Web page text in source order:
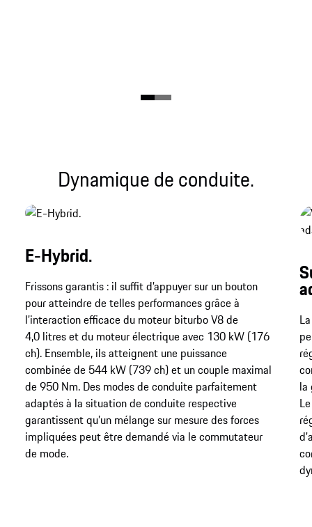
Dynamique de conduite.
E-Hybrid.
Frissons garantis : il suffit d’appuyer sur un bouton
pour atteindre de telles performances grâce à
l’interaction efficace du moteur biturbo V8 de
4,0 litres et du moteur électrique avec 130 kW (176
ch). Ensemble, ils atteignent une puissance
combinée de 544 kW (739 ch) et un couple maximal
de 950 Nm. Des modes de conduite parfaitement
adaptés à la situation de conduite respective
garantissent qu’un mélange sur mesure des forces
impliquées peut être demandé via le commutateur
de mode.
la